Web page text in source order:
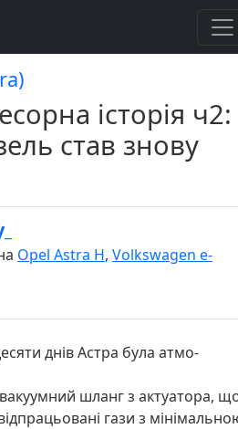
історія ч2:
став знову
Opel Astra H, Volkswagen e-
днів Астра була атмо-
шланг з актуатора,
гази з